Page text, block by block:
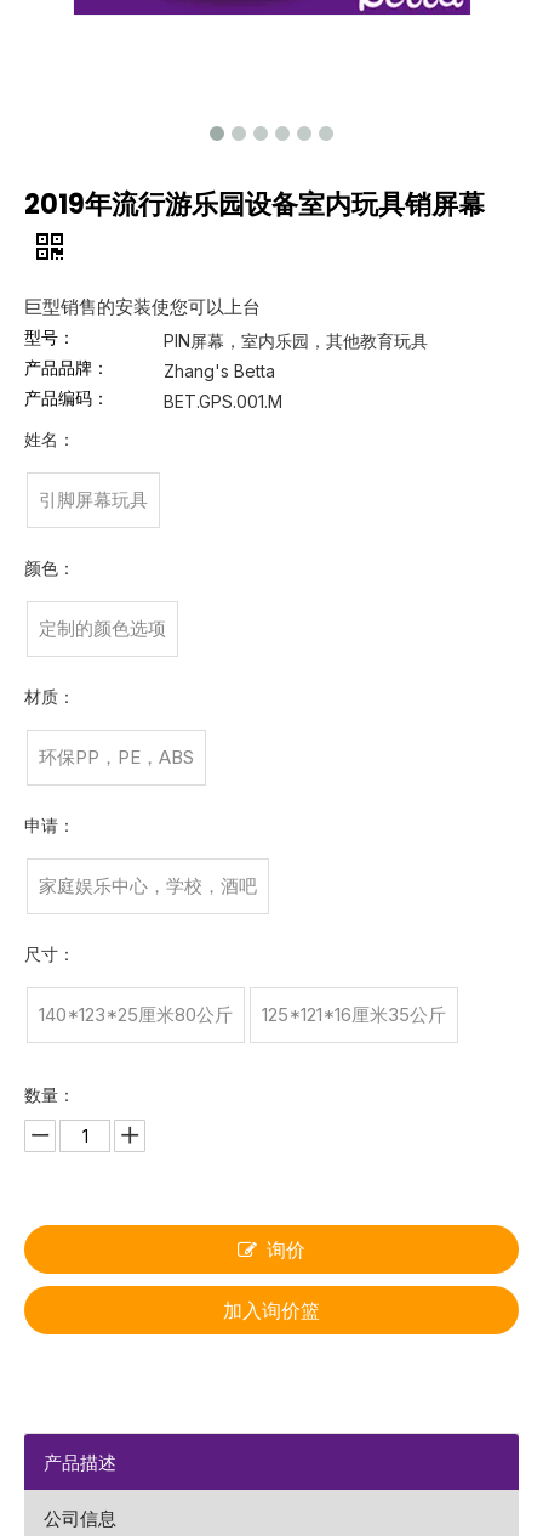
2019年流行游乐园设备室内玩具销屏幕
巨型销售的安装使您可以上台
型号：
PIN屏幕，室内乐园，其他教育玩具
产品品牌：
Zhang's Betta
产品编码：
BET.GPS.001.M
姓名：
引脚屏幕玩具
颜色：
定制的颜色选项
材质：
环保PP，PE，ABS
申请：
家庭娱乐中心，学校，酒吧
尺寸：
140*123*25厘米80公斤 125*121*16厘米35公斤
数量：
询价
加入询价篮
产品描述
公司信息